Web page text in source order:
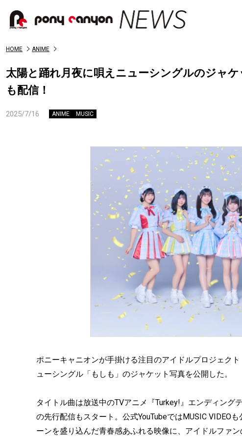
HOME ANIME
太陽と踊れ月夜に唄えニューシングルのジャ
も配信！
2025/7/16 ANIME MUSIC
ポニーキャニオンが手掛ける注目のアイドルプロジェク
ューシングル「もしも」のジャケット写真を公開した。
タイトル曲は放送中のTVアニメ『Turkey!』エンディン
の先行配信もスタート。公式YouTubeではMUSIC VIDEO
ーンを盛り込んだ青春感あふれる映像に、アイドルファン